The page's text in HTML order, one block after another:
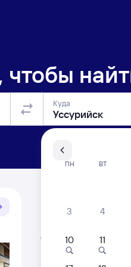
чтобы
Куда
Открыта продажа
ПН ВТ
3 4
10 11